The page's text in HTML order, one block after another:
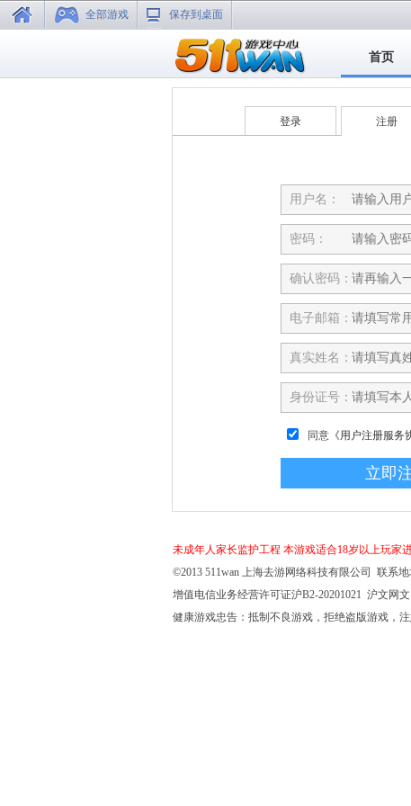
全部游戏 保存到桌面
首页
登录 注册
用户名：
密码：
确认密码：
电子邮箱：
真实姓名：
身份证号：
同意 《用户注册服务
未成年人家长监护工程 本游戏适合18岁以上玩家
©2013 511wan 上海去游网络科技有限公司 联系
增值电信业务经营许可证沪B2-20201021 沪文网文
健康游戏忠告：抵制不良游戏，拒绝盗版游戏，